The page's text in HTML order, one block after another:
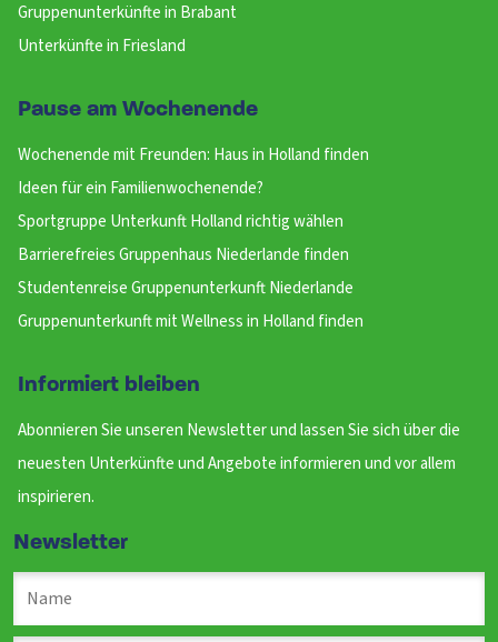
Gruppenunterkünfte in Brabant
Unterkünfte in Friesland
Pause am Wochenende
Wochenende mit Freunden: Haus in Holland finden
Ideen für ein Familienwochenende?
Sportgruppe Unterkunft Holland richtig wählen
Barrierefreies Gruppenhaus Niederlande finden
Studentenreise Gruppenunterkunft Niederlande
Gruppenunterkunft mit Wellness in Holland finden
Informiert bleiben
Abonnieren Sie unseren Newsletter und lassen Sie sich über die
neuesten Unterkünfte und Angebote informieren und vor allem
inspirieren.
Newsletter